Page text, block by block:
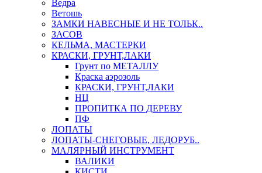
Ведра
Ветошь
ЗАМКИ НАВЕСНЫЕ И НЕ ТОЛЬК..
ЗАСОВ
КЕЛЬМА, МАСТЕРКИ
КРАСКИ, ГРУНТ,ЛАКИ
Грунт по МЕТАЛЛУ
Краска аэрозоль
КРАСКИ, ГРУНТ,ЛАКИ
НЦ
ПРОПИТКА ПО ДЕРЕВУ
ПФ
ЛОПАТЫ
ЛОПАТЫ-СНЕГОВЫЕ, ЛЕДОРУБ..
МАЛЯРНЫЙ ИНСТРУМЕНТ
ВАЛИКИ